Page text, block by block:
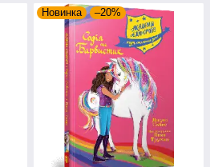
Новинка –20%